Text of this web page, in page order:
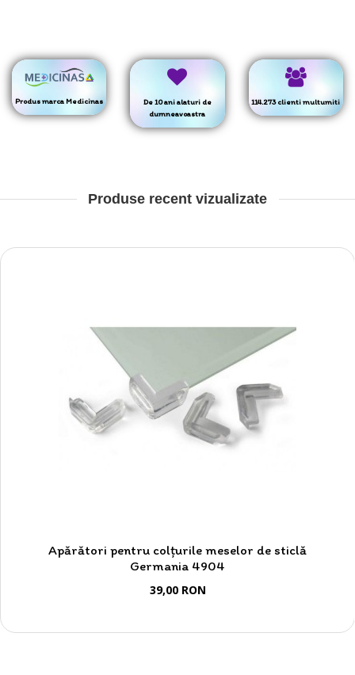
Produs marca Medicinas
De 10 ani alaturi de
dumneavoastra
114.273 clienti multumiti
Produse recent vizualizate
Apărători pentru colțurile meselor de sticlă
Germania 4904
39,00 RON